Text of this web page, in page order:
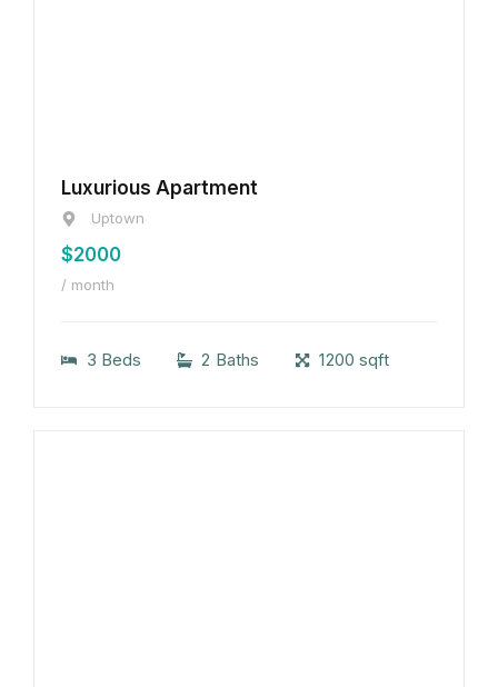
Luxurious Apartment
Uptown
$2000
/ month
3 Beds 2 Baths 1200 sqft